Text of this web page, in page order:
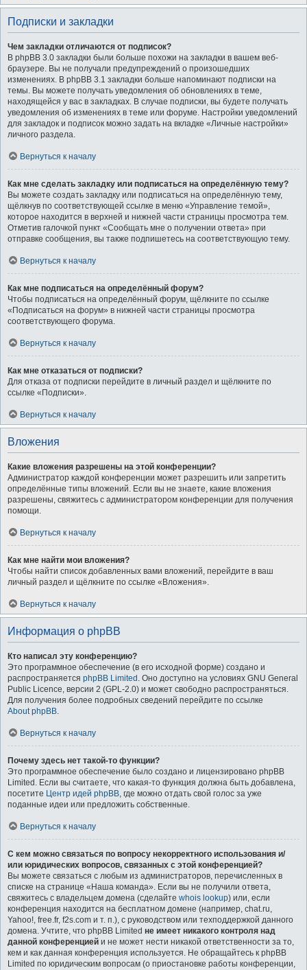
Подписки и закладки
Чем закладки отличаются от подписок?
В phpBB 3.0 закладки были больше похожи на закладки в вашем веб-
браузере. Вы не получали предупреждений о произошедших
изменениях. В phpBB 3.1 закладки больше напоминают подписки на
темы. Вы можете получать уведомления об обновлениях в теме,
находящейся у вас в закладках. В случае подписки, вы будете получать
уведомления об изменениях в теме или форуме. Настройки уведомлений
для закладок и подписок можно задать на вкладке «Личные настройки»
личного раздела.
Вернуться к началу
Как мне сделать закладку или подписаться на определённую тему?
Вы можете создать закладку или подписаться на определённую тему,
щёлкнув по соответствующей ссылке в меню «Управление темой»,
которое находится в верхней и нижней части страницы просмотра тем.
Отметив галочкой пункт «Сообщать мне о получении ответа» при
отправке сообщения, вы также подпишетесь на соответствующую тему.
Вернуться к началу
Как мне подписаться на определённый форум?
Чтобы подписаться на определённый форум, щёлкните по ссылке
«Подписаться на форум» в нижней части страницы просмотра
соответствующего форума.
Вернуться к началу
Как мне отказаться от подписки?
Для отказа от подписки перейдите в личный раздел и щёлкните по
ссылке «Подписки».
Вернуться к началу
Вложения
Какие вложения разрешены на этой конференции?
Администратор каждой конференции может разрешить или запретить
определённые типы вложений. Если вы не знаете, какие вложения
разрешены, свяжитесь с администратором конференции для получения
помощи.
Вернуться к началу
Как мне найти мои вложения?
Чтобы найти список добавленных вами вложений, перейдите в ваш
личный раздел и щёлкните по ссылке «Вложения».
Вернуться к началу
Информация о phpBB
Кто написал эту конференцию?
Это программное обеспечение (в его исходной форме) создано и
распространяется phpBB Limited . Оно доступно на условиях GNU General
Public Licence, версии 2 (GPL-2.0) и может свободно распространяться.
Для получения более подробных сведений перейдите по ссылке
About phpBB.
Вернуться к началу
Почему здесь нет такой-то функции?
Это программное обеспечение было создано и лицензировано phpBB
Limited. Если вы считаете, что какая-то функция должна быть добавлена,
посетите Центр идей phpBB, где можно отдать свой голос за уже
поданные идеи или предложить собственные.
Вернуться к началу
С кем можно связаться по вопросу некорректного использования и/
или юридических вопросов, связанных с этой конференцией?
Вы можете связаться с любым из администраторов, перечисленных в
списке на странице «Наша команда». Если вы не получили ответа,
свяжитесь с владельцем домена (сделайте whois lookup) или, если
конференция находится на бесплатном домене (например, chat.ru,
Yahoo!, free.fr, f2s.com и т. п.), с руководством или техподдержкой данного
домена. Учтите, что phpBB Limited не имеет никакого контроля над
данной конференцией и не может нести никакой ответственности за то,
кем и как данная конференция используется. Не обращайтесь к phpBB
Limited по юридическим вопросам (о приостановке работы конференции,